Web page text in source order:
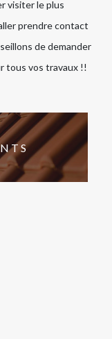
visiter le plus
prendre contact
de demander
tous vos travaux !!